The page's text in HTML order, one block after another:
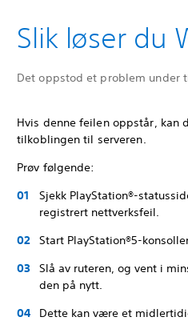
Slik løser du
Det oppstod et problem under
Hvis denne feilen oppstår, kan
tilkoblingen til serveren.
Prøv følgende:
Sjekk PlayStation®-
registrert nettverksfeil.
Start PlayStation®5-
Slå av ruteren, og vent i
den på nytt.
Dette kan være et